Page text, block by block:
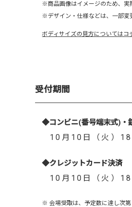
※商品画像はイメージのため、実
※デザイン・仕様などは、一部変
ボディサイズの見方についてはコ
受付期間
◆コンビニ(番号端末式)・
10月10日（火）
◆クレジットカード決済
10月10日（火）
※ 会場受取は、予定数に達し次第